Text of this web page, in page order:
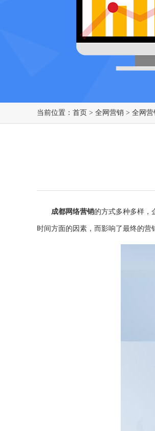
当前位置： 首页 > 全网营销 > 全网
成都网络营销的方式多种多样，
时间方面的因素，而影响了最终的营